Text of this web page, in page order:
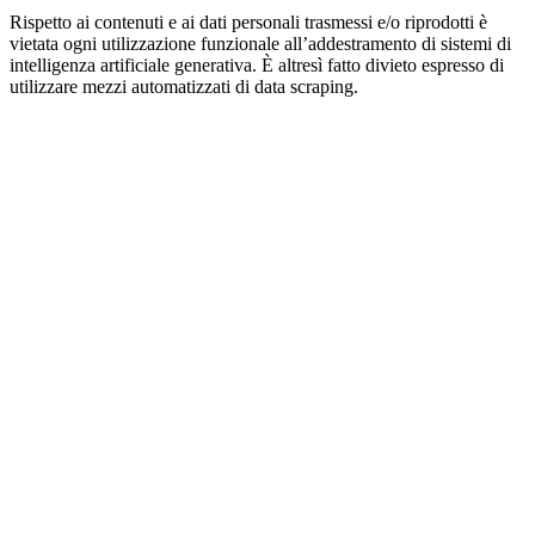
Rispetto ai contenuti e ai dati personali trasmessi e/o riprodotti è
vietata ogni utilizzazione funzionale all’addestramento di sistemi di
intelligenza artificiale generativa. È altresì fatto divieto espresso di
utilizzare mezzi automatizzati di data scraping.